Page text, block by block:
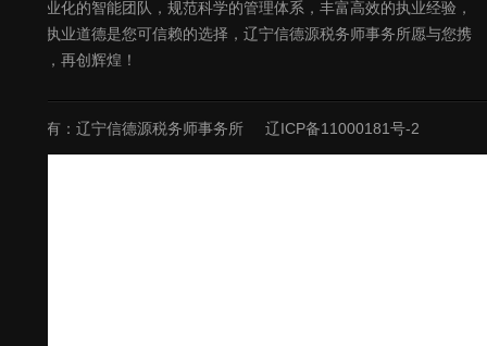
优秀专业化的智能团队，规范科学的管理体系，丰富高效的执业经验，
良好的执业道德是您可信赖的选择，辽宁信德源税务师事务所愿与您携
手共进，再创辉煌！
版权所有：辽宁信德源税务师事务所 辽ICP备11000181号-2